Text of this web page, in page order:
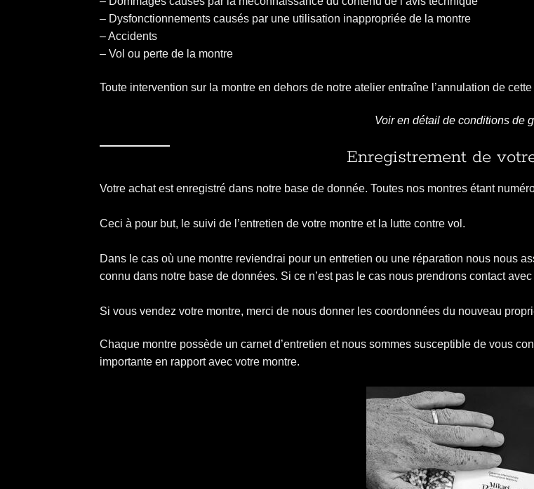
– Dysfonctionnements causés par une utilisation inappropriée de la montre
– Accidents
– Vol ou perte de la montre
Toute intervention sur la montre en dehors de notre atelier entraîne l’annulation de
Voir en détail de conditions de
Enregistrement de
Votre achat est enregistré dans notre base de donnée. Toutes nos montres étant
Ceci à pour but, le suivi de l’entretien de votre montre et la lutte contre vol.
Dans le cas où une montre reviendrai pour un entretien ou une réparation nous nous
connu dans notre base de données. Si ce n’est pas le cas nous prendrons contact
Si vous vendez votre montre, merci de nous donner les coordonnées du nouveau
Chaque montre possède un carnet d’entretien et nous sommes susceptible de vous
importante en rapport avec votre montre.